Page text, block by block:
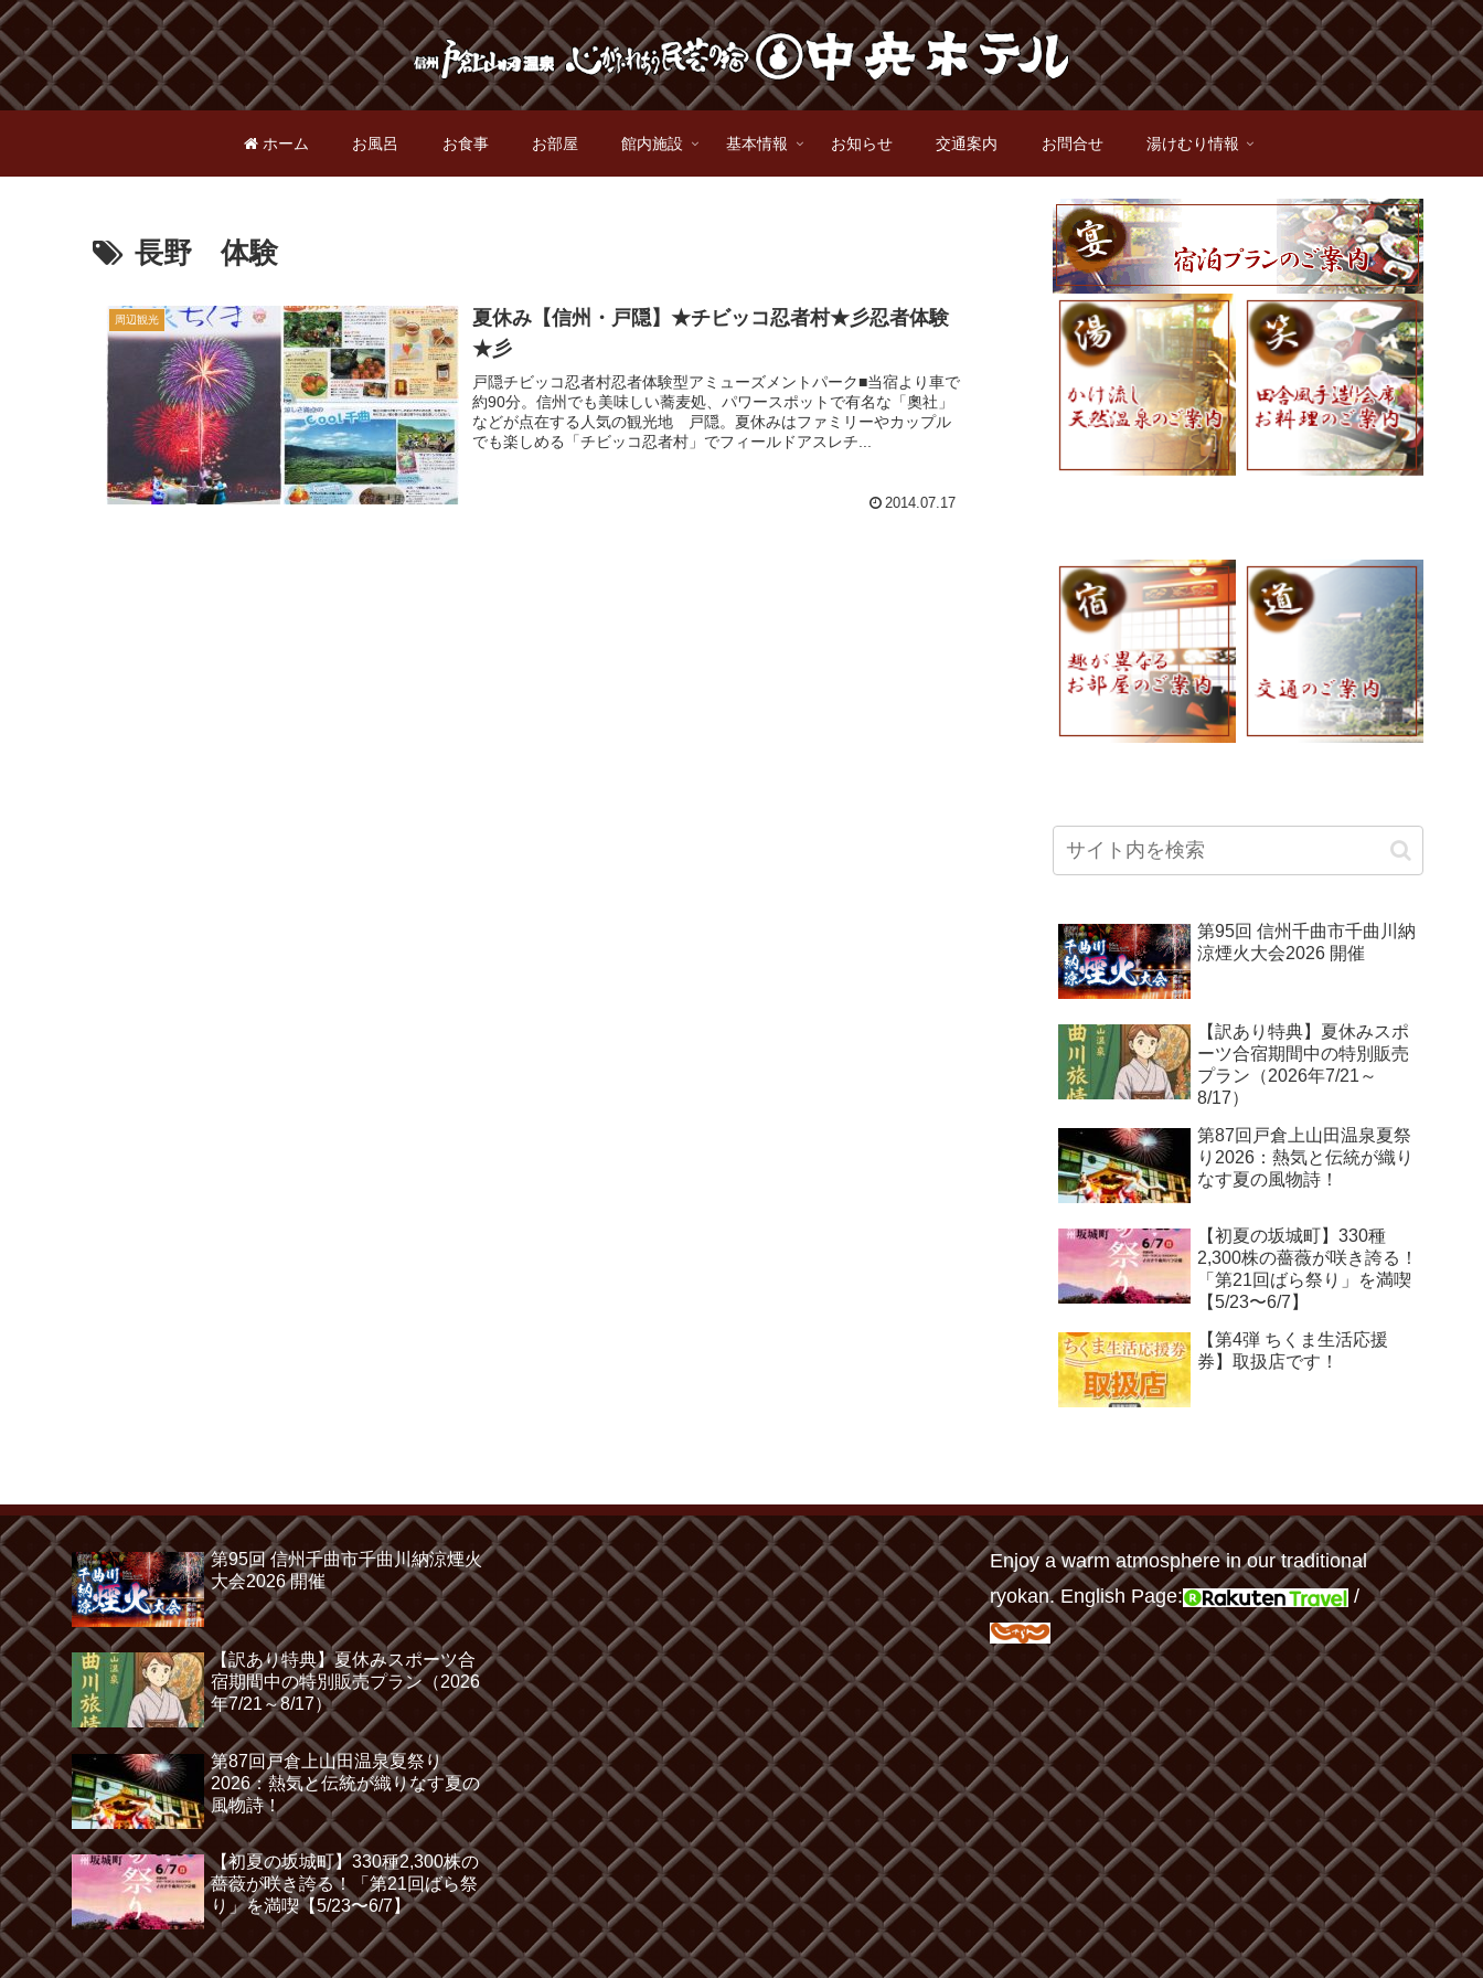
ホーム お風呂 お食事 お部屋 館内施設 基本情報 お知らせ 交通案内 お問合せ 湯けむり情報
長野 体験
周辺観光
夏休み【信州・戸隠】★チビッコ忍者村★彡忍者体験
★彡
戸隠チビッコ忍者村忍者体験型アミューズメントパーク■当宿より車で
約90分。信州でも美味しい蕎麦処、パワースポットで有名な「奧社」
などが点在する人気の観光地 戸隠。夏休みはファミリーやカップル
でも楽しめる「チビッコ忍者村」でフィールドアスレチ...
2014.07.17
第95回 信州千曲市千曲川納
涼煙火大会2026 開催
【訳あり特典】夏休みスポ
ーツ合宿期間中の特別販売
プラン（2026年7/21～
8/17）
第87回戸倉上山田温泉夏祭
り2026：熱気と伝統が織り
なす夏の風物詩！
【初夏の坂城町】330種
2,300株の薔薇が咲き誇る！
「第21回ばら祭り」を満喫
【5/23〜6/7】
【第4弾 ちくま生活応援
券】取扱店です！
第95回 信州千曲市千曲川納涼煙火
大会2026 開催
【訳あり特典】夏休みスポーツ合
宿期間中の特別販売プラン（2026
年7/21～8/17）
第87回戸倉上山田温泉夏祭り
2026：熱気と伝統が織りなす夏の
風物詩！
【初夏の坂城町】330種2,300株の
薔薇が咲き誇る！「第21回ばら祭
り」を満喫【5/23〜6/7】
Enjoy a warm atmosphere in our traditional
ryokan. English Page:
/